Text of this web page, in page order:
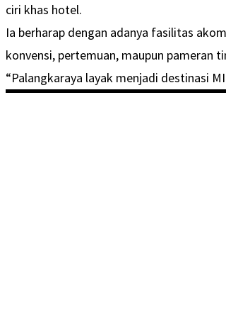
ciri khas hotel.
Ia berharap dengan adanya fasilitas
konvensi, pertemuan, maupun pameran
“Palangkaraya layak menjadi destinasi